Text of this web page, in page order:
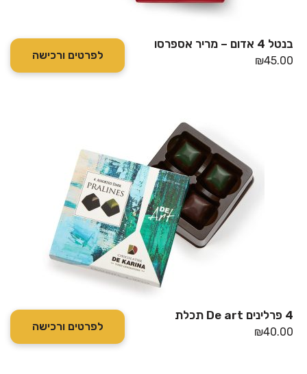
בנטל 4 אדום – מריר אספרסו
₪45.00 לפרטים ורכישה
4 פרלינים De art תכלת
₪40.00 לפרטים ורכישה